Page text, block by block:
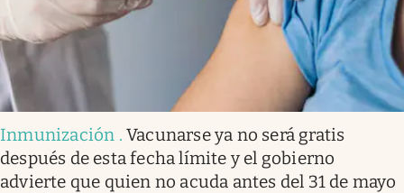
Inmunización .Vacunarse ya no será gratis
después de esta fecha límite y el gobierno
advierte que quien no acuda antes del 31 de mayo